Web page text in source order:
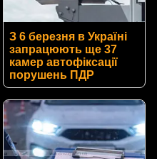
З 6 березня в Україні
запрацюють ще 37
камер автофіксації
порушень ПДР